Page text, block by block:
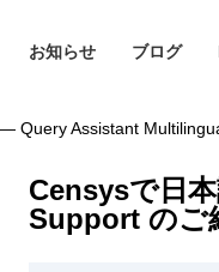
お知らせ ブログ
Query Assistant
Censysで日
Support のご